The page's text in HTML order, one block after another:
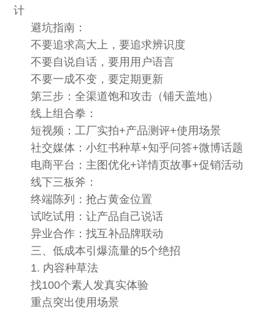
计
避坑指南：
不要追求高大上，要追求辨识度
不要自说自话，要用用户语言
不要一成不变，要定期更新
第三步：全渠道饱和攻击（铺天盖地）
线上组合拳：
短视频：工厂实拍+产品测评+使用场景
社交媒体：小红书种草+知乎问答+微博话题
电商平台：主图优化+详情页故事+促销活动
线下三板斧：
终端陈列：抢占黄金位置
试吃试用：让产品自己说话
异业合作：找互补品牌联动
三、低成本引爆流量的5个绝招
1. 内容种草法
找100个素人发真实体验
重点突出使用场景